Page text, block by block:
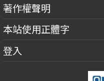
著作權聲明
本站使用正體字
登入